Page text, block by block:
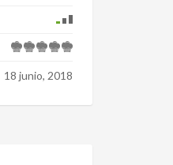
18 junio, 2018